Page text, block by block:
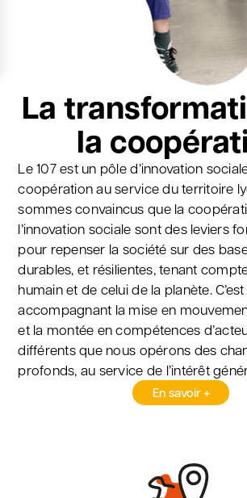
La
la
Le 107 est un pôle d’innovation
coopération au service du territoire
sommes convaincus que la
l’innovation sociale sont des leviers
pour repenser la société sur des
durables, et résilientes, tenant
humain et de celui de la planète.
accompagnant la mise en
et la montée en compétences
différents que nous opérons des
profonds, au service de l’intérêt
En savoir +